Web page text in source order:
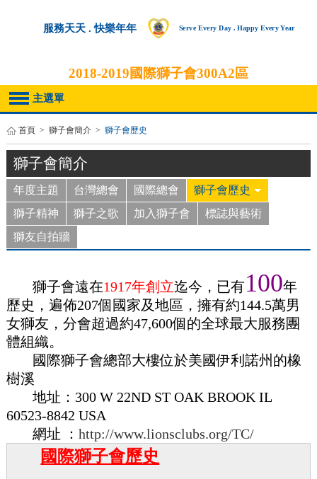
服務天天 . 快樂年年 Serve Every Day . Happy Every Year
2018-2019國際獅子會300A2區
主選單
首頁 > 獅子會簡介 > 獅子會歷史
獅子會簡介
年度主題 台灣總會 國際總會
獅子會歷史
獅子精神
獅子之歌 加入獅子會
標誌與藝術
獅友自拍牆
獅子會遠在1917年創立迄今，已有100年
歷史，遍佈207個國家及地區，擁有約144.5萬男
女獅友，分會超過約47,600個的全球最大服務團
體組織。
國際獅子會總部大樓位於美國伊利諾州的橡
樹溪
地址：300 W 22ND ST OAK BROOK IL
60523-8842 USA
網址 ：http://www.lionsclubs.org/TC/
國際獅子會歷史